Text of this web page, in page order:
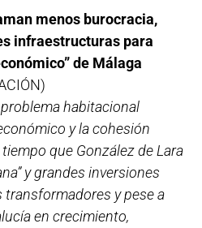
menos burocracia,
infraestructuras para
de Málaga
problema habitacional
y la cohesión
que González de Lara
y grandes inversiones
y pese a
en crecimiento,